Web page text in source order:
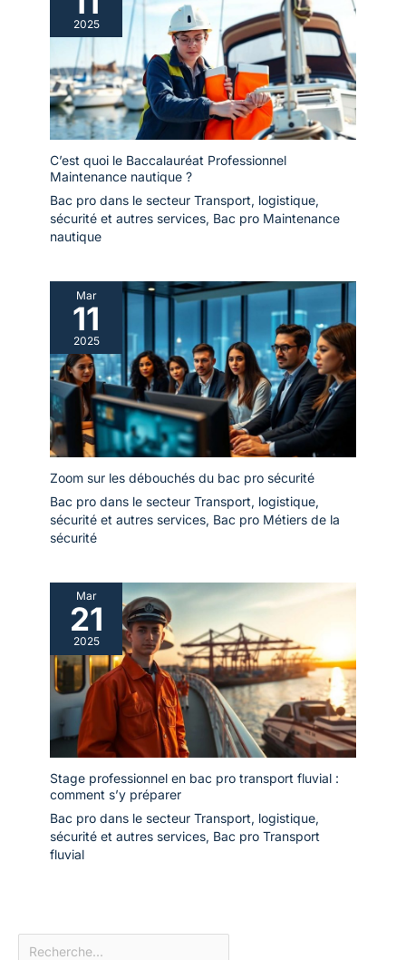
2025
C’est quoi le Baccalauréat Professionnel
Maintenance nautique ?
Bac pro dans le secteur Transport, logistique,
sécurité et autres services, Bac pro Maintenance
nautique
Mar
11
2025
Zoom sur les débouchés du bac pro sécurité
Bac pro dans le secteur Transport, logistique,
sécurité et autres services, Bac pro Métiers de la
sécurité
Mar
21
2025
Stage professionnel en bac pro transport fluvial :
comment s’y préparer
Bac pro dans le secteur Transport, logistique,
sécurité et autres services, Bac pro Transport
fluvial